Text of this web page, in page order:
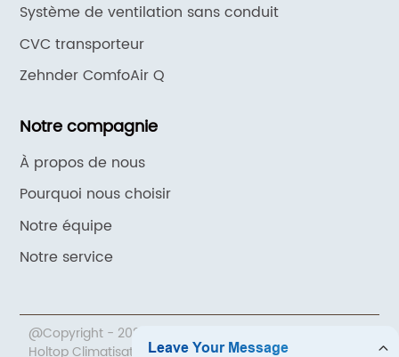
Système de ventilation sans conduit
CVC transporteur
Zehnder ComfoAir Q
Notre compagnie
À propos de nous
Pourquoi nous choisir
Notre équipe
Notre service
@Copyright - 2020-2023 : Tous droits réservés.Pékin
Holtop Climatisation Co., Ltd.